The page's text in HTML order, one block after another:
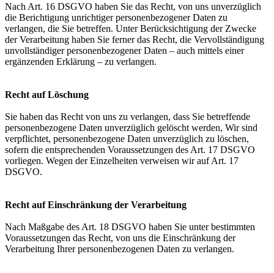
Nach Art. 16 DSGVO haben Sie das Recht, von uns unverzüglich
die Berichtigung unrichtiger personenbezogener Daten zu
verlangen, die Sie betreffen. Unter Berücksichtigung der Zwecke
der Verarbeitung haben Sie ferner das Recht, die Vervollständigung
unvollständiger personenbezogener Daten – auch mittels einer
ergänzenden Erklärung – zu verlangen.
Recht auf Löschung
Sie haben das Recht von uns zu verlangen, dass Sie betreffende
personenbezogene Daten unverzüglich gelöscht werden, Wir sind
verpflichtet, personenbezogene Daten unverzüglich zu löschen,
sofern die entsprechenden Voraussetzungen des Art. 17 DSGVO
vorliegen. Wegen der Einzelheiten verweisen wir auf Art. 17
DSGVO.
Recht auf Einschränkung der Verarbeitung
Nach Maßgabe des Art. 18 DSGVO haben Sie unter bestimmten
Voraussetzungen das Recht, von uns die Einschränkung der
Verarbeitung Ihrer personenbezogenen Daten zu verlangen.